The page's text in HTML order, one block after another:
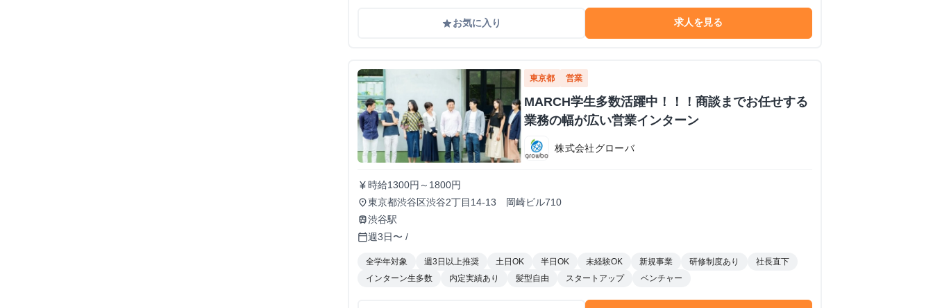
gradeお気に入り 求人を見る
東京都 営業
MARCH学生多数活躍中！！！商談までお任せする
業務の幅が広い営業インターン
株式会社グローバ
currency_yen時給1300円～1800円
place東京都渋谷区渋谷2丁目14-13 岡崎ビル710
train渋谷駅
calendar_today週3日〜 /
全学年対象 週3日以上推奨 土日OK 半日OK 未経験OK 新規事業 研修制度あり
社長直下
インターン生多数
内定実績あり 髪型自由 スタートアップ ベンチャー